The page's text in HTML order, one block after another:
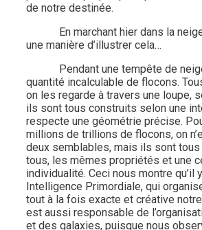
de notre destinée.
En marchant hier dans la
une manière d’illustrer cela…
Pendant une tempête de
quantité incalculable de flocons.
on les regarde à travers une loupe,
ils sont tous construits selon une
respecte une géométrie précise.
millions de trillions de flocons, on
deux semblables, mais ils sont tous
tous, les mêmes propriétés et une
individualité. Ceci nous montre qu’il
Intelligence Primordiale, qui
tout à la fois exacte et créative
est aussi responsable de
et des galaxies, puisque nous